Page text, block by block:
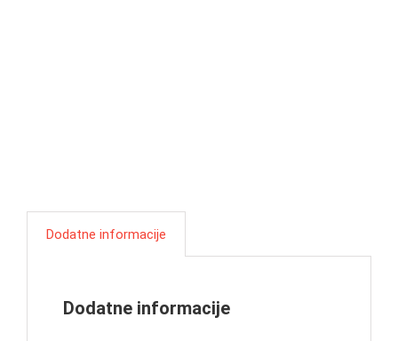
Dodatne informacije
Dodatne informacije